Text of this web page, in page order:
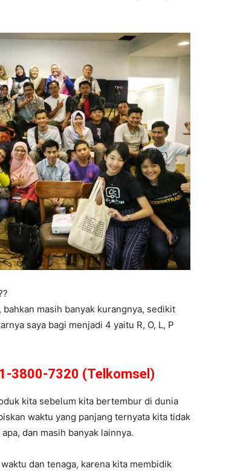
masih banyak kurangnya, sedikit
saya bagi menjadi 4 yaitu R, O, L, P
3800-7320 (Telkomsel)
kita sebelum kita bertembur di dunia
waktu yang panjang ternyata kita tidak
dan masih banyak lainnya.
dan tenaga, karena kita membidik